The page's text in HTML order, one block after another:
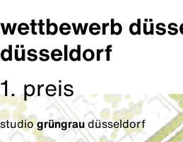
wettbewerb
düsseldorf
1. preis
studiogrüngraudüsseldorf